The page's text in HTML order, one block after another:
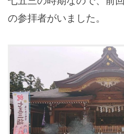
の参拝者がいました。